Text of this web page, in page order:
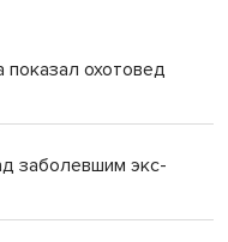
показал охотовед
заболевшим экс-